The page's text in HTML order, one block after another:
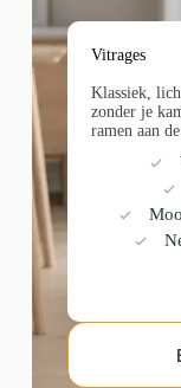
Vitrages
Klassiek,
zonder je
ramen aan